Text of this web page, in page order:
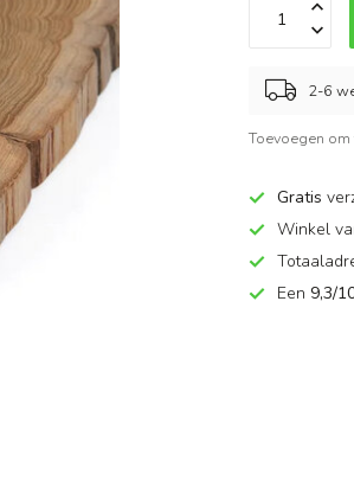
2-6
Toevoegen
Gratis
Winkel
Een 9,3/